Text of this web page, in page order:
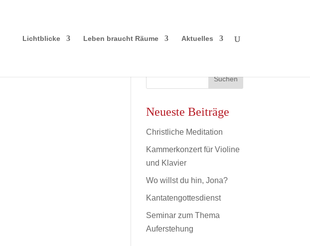
Lichtblicke Leben braucht Räume Aktuelles
Neueste Beiträge
Christliche Meditation
Kammerkonzert für Violine
und Klavier
Wo willst du hin, Jona?
Kantatengottesdienst
Seminar zum Thema
Auferstehung